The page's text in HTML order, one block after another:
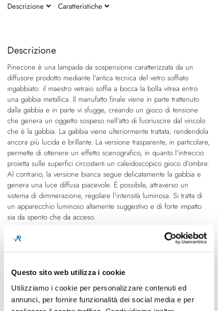
Questo sito web utilizza i cookie
Utilizziamo i cookie per personalizzare contenuti ed
annunci, per fornire funzionalità dei social media e per
fine
galleria
di
immagini
della
di
immagini
Descrizione
Pinecone è una lampada da sospensione caratterizzata da un
diffusore prodotto mediante l'antica tecnica del vetro soffiato
ingabbiato: il maestro vetraio soffia a bocca la bolla vitrea entro
una gabbia metallica. Il manufatto finale viene in parte trattenuto
dalla gabbia e in parte vi sfugge, creando un gioco di tensione
che genera un oggetto sospeso nell'atto di fuoriuscire dal vincolo
che è la gabbia. La gabbia viene ulteriormente trattata, rendendola
ancora più lucida e brillante. La versione trasparente, in particolare,
permette di ottenere un effetto scenografico, in quanto l'intreccio
proietta sulle superfici circostanti un caleidoscopico gioco d'ombre.
Al contrario, la versione bianca segue delicatamente la gabbia e
genera una luce diffusa piacevole. É possibile, attraverso un
sistema di dimmerazione, regolare l'intensità luminosa. Si tratta di
un apparecchio luminoso altamente suggestivo e di forte impatto
sia da spento che da acceso.
Caratteristiche
Cod.Art.
Pinecone Grande
Designer
Paola Navone, 2016
Dimensioni
Sorgente luminosa
Descrizione
Caratteristiche